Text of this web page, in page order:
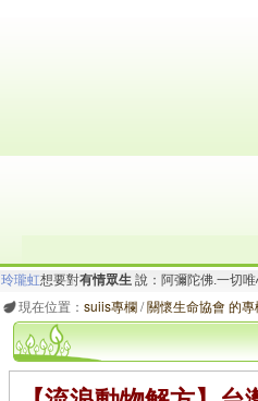
maysnow...想要對有情眾生說：阿彌陀佛.
玲瓏虹想要對有情眾生 說：阿彌陀佛.一切
現在位置： suiis專欄/關懷生命協會 的專